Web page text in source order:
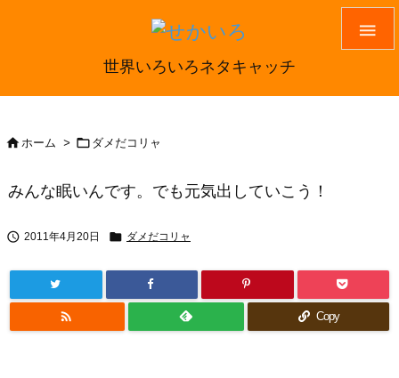
世界いろいろネタキャッチ

ホーム >  ダメだコリャ
みんな眠いんです。でも元気出していこう！
 2011年4月20日  ダメだコリャ
 Copy